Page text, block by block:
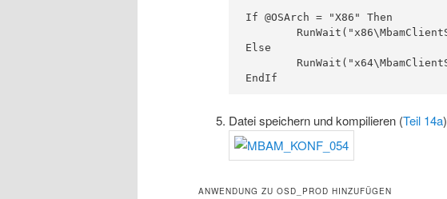
If @OSArch = "X86" Then
Else
Datei speichern und kompilieren (Teil 14a)
ANWENDUNG ZU OSD_PROD HINZUFÜGEN